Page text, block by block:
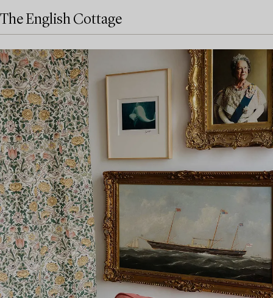
The English Cottage